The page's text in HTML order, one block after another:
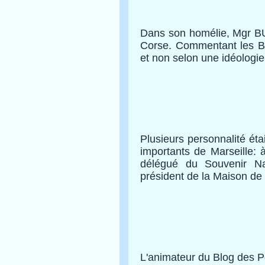
Dans son homélie, Mgr
Corse. Commentant les
et non selon une
Plusieurs personnalité
importants de Marseille:
délégué du Souvenir
président de la Maison
L'animateur du Blog des